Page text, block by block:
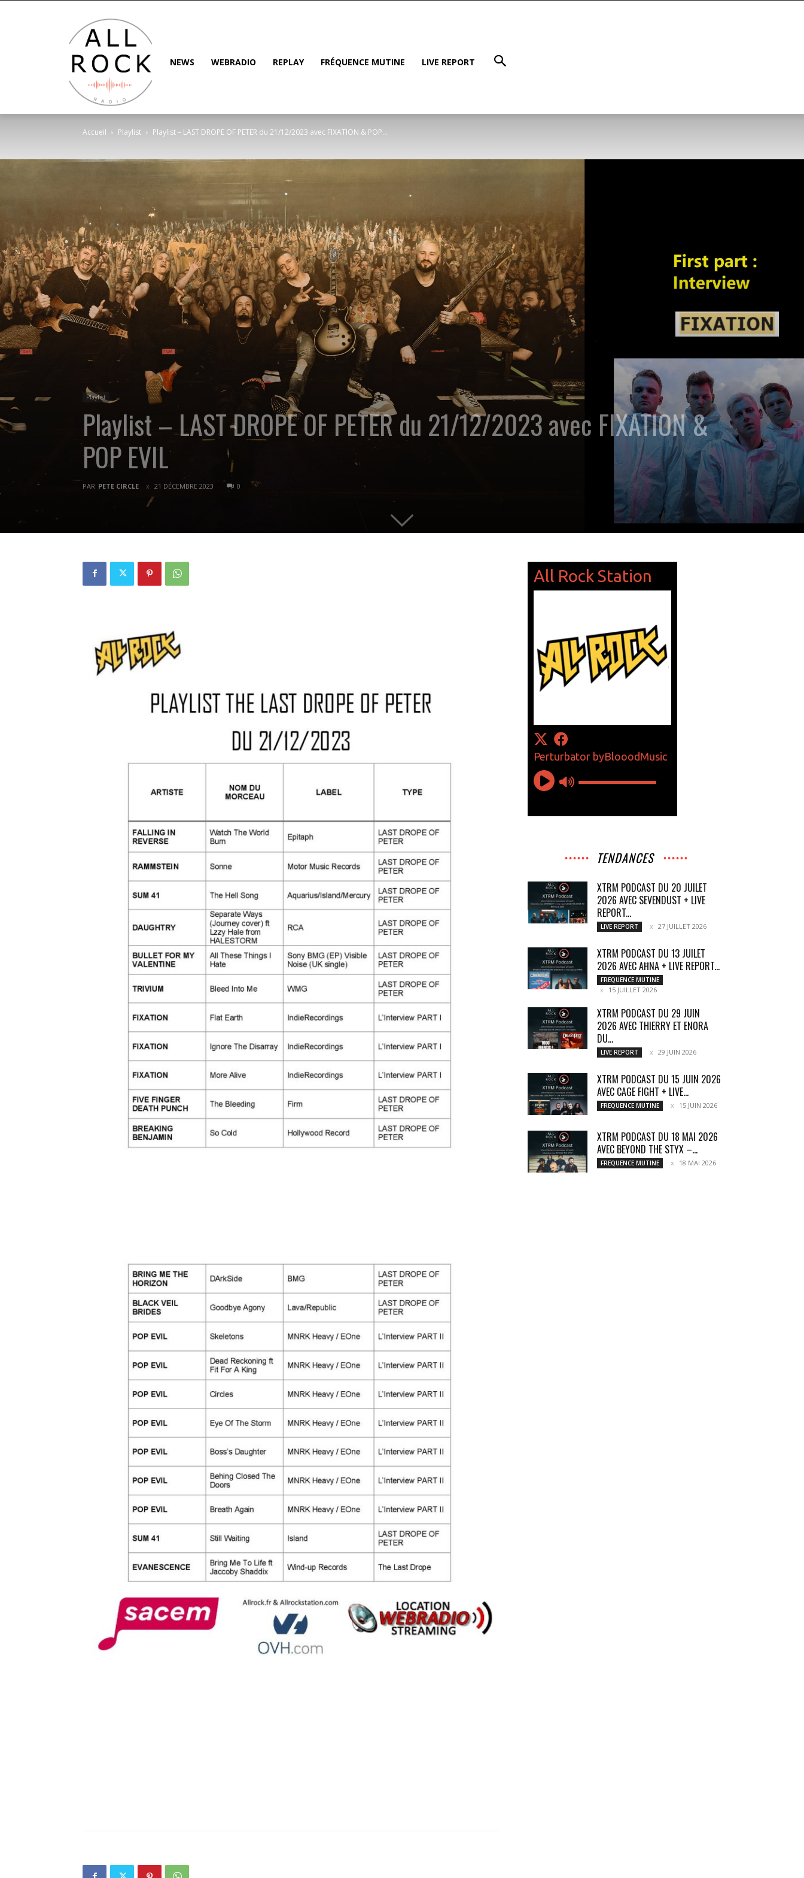
NEWS WEBRADIO REPLAY FRÉQUENCE MUTINE LIVE REPORT
Accueil Playlist Playlist – LAST DROPE OF PETER du 21/12/2023 avec FIXATION & POP...
Playlist
Playlist – LAST DROPE OF PETER du 21/12/2023 avec FIXATION &
POP EVIL
PAR PETE CIRCLE 21 DÉCEMBRE 2023 0
TENDANCES
XTRM PODCAST DU 20 JUILET
2026 AVEC SEVENDUST + LIVE
REPORT...
LIVE REPORT 27 JUILLET 2026
XTRM PODCAST DU 13 JUILET
2026 AVEC AĦNA + LIVE REPORT...
FREQUENCE MUTINE
15 JUILLET 2026
XTRM PODCAST DU 29 JUIN
2026 AVEC THIERRY ET ENORA
DU...
LIVE REPORT 29 JUIN 2026
XTRM PODCAST DU 15 JUIN 2026
AVEC CAGE FIGHT + LIVE...
FREQUENCE MUTINE 15 JUIN 2026
XTRM PODCAST DU 18 MAI 2026
AVEC BEYOND THE STYX –...
FREQUENCE MUTINE 18 MAI 2026